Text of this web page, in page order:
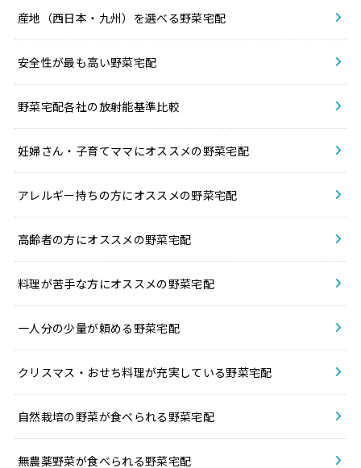
産地（西日本・九州）を選べる野菜宅配
安全性が最も高い野菜宅配
野菜宅配各社の放射能基準比較
妊婦さん・子育てママにオススメの野菜宅配
アレルギー持ちの方にオススメの野菜宅配
高齢者の方にオススメの野菜宅配
料理が苦手な方にオススメの野菜宅配
一人分の少量が頼める野菜宅配
クリスマス・おせち料理が充実している野菜宅配
自然栽培の野菜が食べられる野菜宅配
無農薬野菜が食べられる野菜宅配